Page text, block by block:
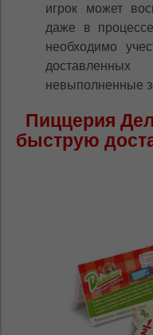
игрок может
даже в
необходимо
невыполненные
Пиццерия
быструю